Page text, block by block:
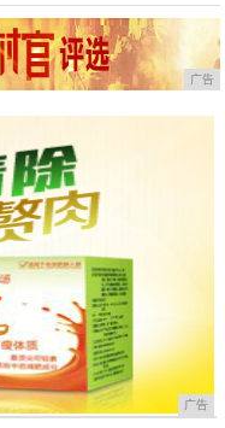
广告
广告